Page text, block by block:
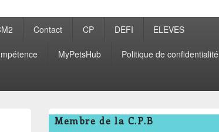
Contact CP DEFI ELEVES
MyPetsHub Politique de confidentialité
Zone
principale
Membre de la C.P.B